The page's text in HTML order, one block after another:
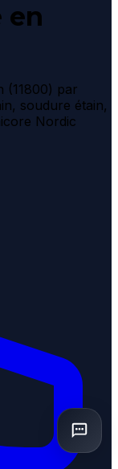
en
(11800) par
soudure étain,
Nordic